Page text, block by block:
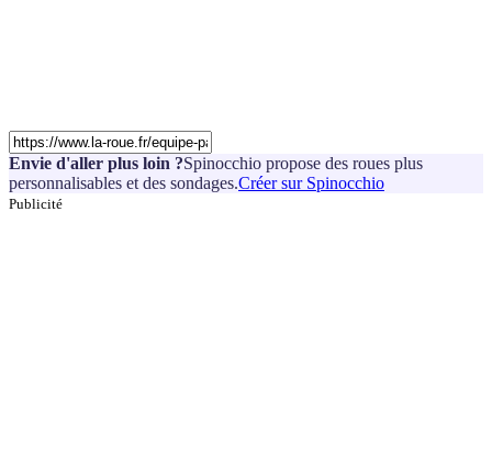
Envie d'aller plus loin ?Spinocchio propose des roues plus
personnalisables et des sondages.Créer sur Spinocchio
Publicité